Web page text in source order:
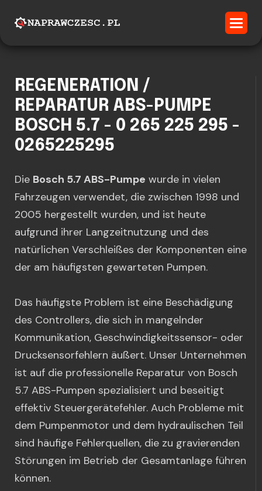
REGENERATION /
REPARATUR ABS-PUMPE
BOSCH 5.7 - 0 265 225 295 -
0265225295
Die Bosch 5.7 ABS-Pumpe wurde in vielen
Fahrzeugen verwendet, die zwischen 1998 und
2005 hergestellt wurden, und ist heute
aufgrund ihrer Langzeitnutzung und des
natürlichen Verschleißes der Komponenten eine
der am häufigsten gewarteten Pumpen.
Das häufigste Problem ist eine Beschädigung
des Controllers, die sich in mangelnder
Kommunikation, Geschwindigkeitssensor- oder
Drucksensorfehlern äußert. Unser Unternehmen
ist auf die professionelle Reparatur von Bosch
5.7 ABS-Pumpen spezialisiert und beseitigt
effektiv Steuergerätefehler. Auch Probleme mit
dem Pumpenmotor und dem hydraulischen Teil
sind häufige Fehlerquellen, die zu gravierenden
Störungen im Betrieb der Gesamtanlage führen
können.